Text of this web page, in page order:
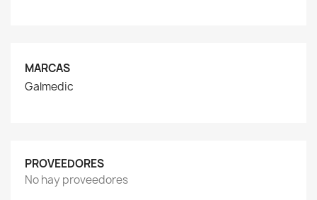
MARCAS
Galmedic
PROVEEDORES
No hay proveedores